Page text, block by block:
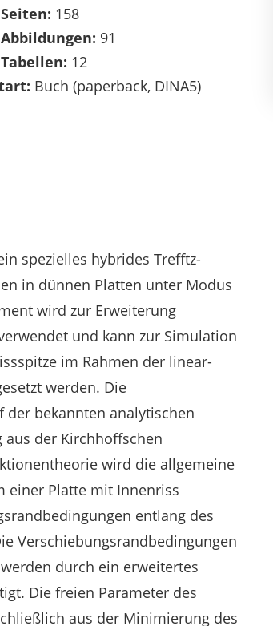
158
91
12
Buch (paperback, DINA5)
spezielles hybrides Trefftz-
in dünnen Platten unter Modus
wird zur Erweiterung
und kann zur Simulation
im Rahmen der linear-
werden. Die
bekannten analytischen
der Kirchhoffschen
wird die allgemeine
einer Platte mit Innenriss
entlang des
Verschiebungsrandbedingungen
durch ein erweitertes
Die freien Parameter des
aus der Minimierung des